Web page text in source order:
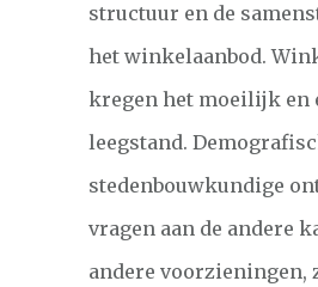
structuur en de
het winkelaanbod.
kregen het moeilijk en
leegstand.
stedenbouwkundige
vragen aan de andere
andere voorzieningen,